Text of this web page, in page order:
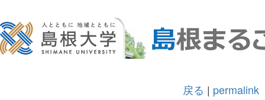
戻る | permalink